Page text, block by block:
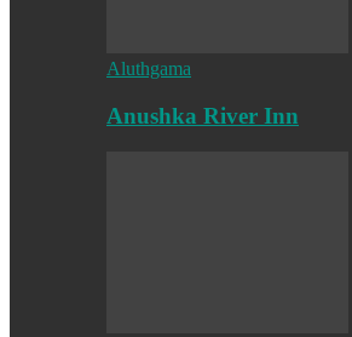
Aluthgama
Anushka River Inn